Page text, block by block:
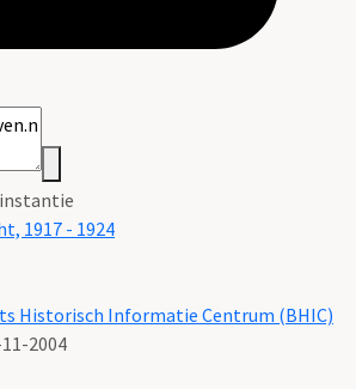
1917 - 1924
Historisch Informatie Centrum (BHIC)
2004